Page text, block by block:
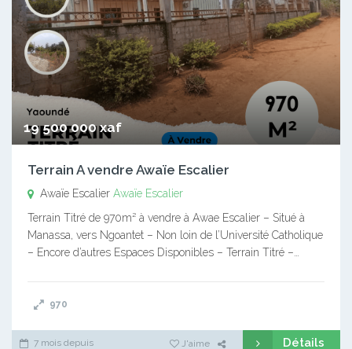
19 500 000 xaf
Terrain A vendre Awaïe Escalier
Awaïe Escalier Awaïe Escalier
Terrain Titré de 970m² à vendre à Awae Escalier – Situé à
Manassa, vers Ngoantet – Non loin de l’Université Catholique
– Encore d’autres Espaces Disponibles – Terrain Titré –…
970
7 mois depuis J'aime Détails